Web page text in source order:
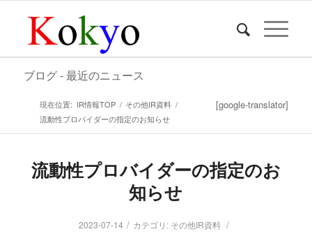
ブログ - 最近のニュース
[google-translator]
現在位置: IR情報TOP / その他IR資料 /
流動性プロバイダーの指定のお知らせ
流動性プロバイダーの指定のお
知らせ
2023-07-14 / カテゴリ: その他IR資料 /